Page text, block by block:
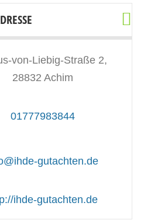
von-Liebig-Straße 2,
28832 Achim
01777983844
gutachten.de
ihde-gutachten.de